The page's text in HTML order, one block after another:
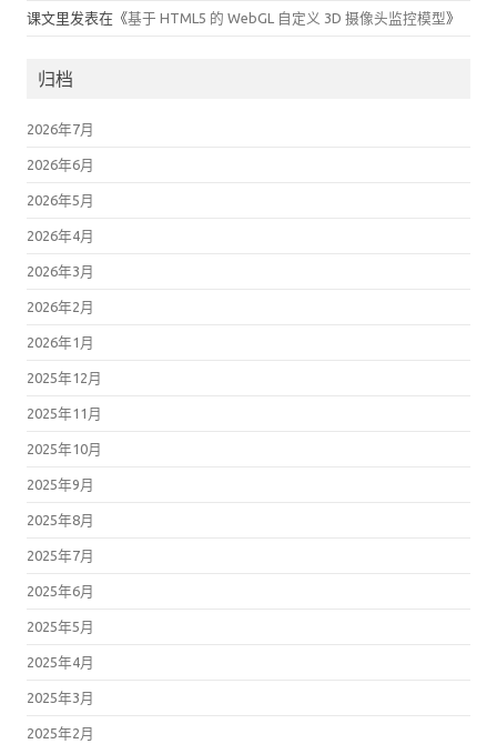
课文里发表在《基于 HTML5 的 WebGL 自定义 3D 摄像头监控模型》
归档
2026年7月
2026年6月
2026年5月
2026年4月
2026年3月
2026年2月
2026年1月
2025年12月
2025年11月
2025年10月
2025年9月
2025年8月
2025年7月
2025年6月
2025年5月
2025年4月
2025年3月
2025年2月